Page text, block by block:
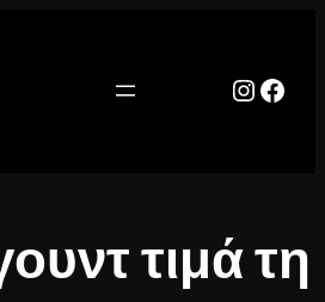
τιμά τη